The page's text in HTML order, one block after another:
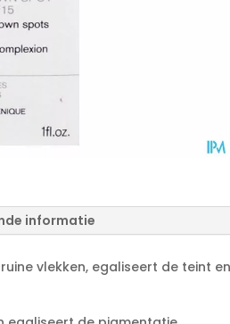
informatie
vlekken, egaliseert de teint